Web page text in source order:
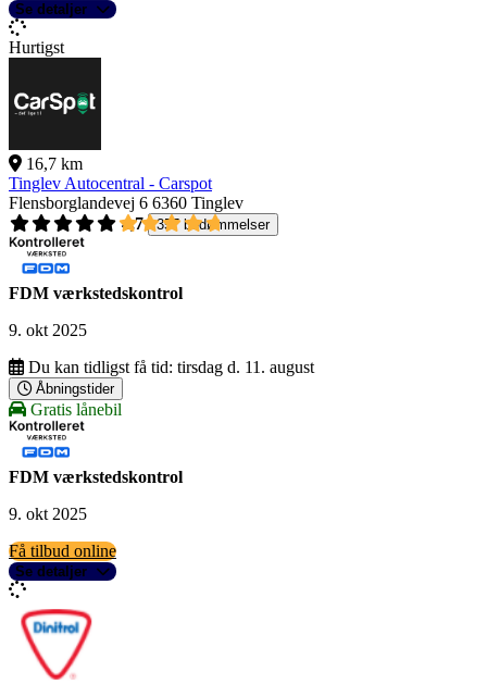
Se detaljer
Hurtigst
16,7 km
Tinglev Autocentral - Carspot
Flensborglandevej 6 6360 Tinglev
4,7
357 bedømmelser
FDM værkstedskontrol
9. okt 2025
Du kan tidligst få tid: tirsdag d. 11. august
Åbningstider
Gratis lånebil
FDM værkstedskontrol
9. okt 2025
Få tilbud online
Se detaljer